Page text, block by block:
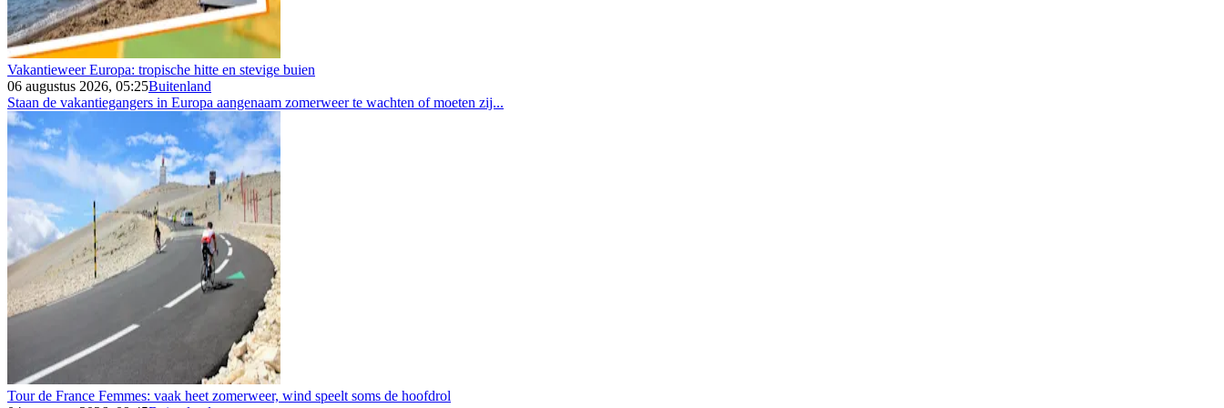
Vakantieweer Europa: tropische hitte en stevige buien
06 augustus 2026, 05:25Buitenland
Staan de vakantiegangers in Europa aangenaam zomerweer te wachten of moeten zij...
Tour de France Femmes: vaak heet zomerweer, wind speelt soms de hoofdrol